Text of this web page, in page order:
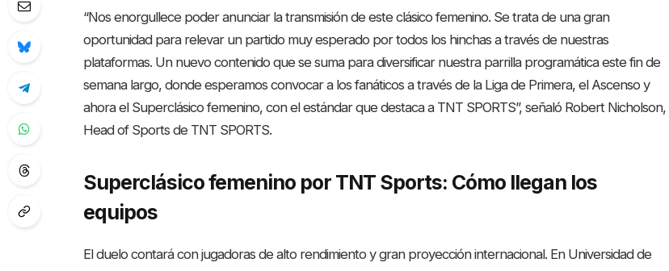
“Nos enorgullece poder anunciar la transmisión de este clásico femenino. Se trata de una gran
oportunidad para relevar un partido muy esperado por todos los hinchas a través de nuestras
plataformas. Un nuevo contenido que se suma para diversificar nuestra parrilla programática este fin de
semana largo, donde esperamos convocar a los fanáticos a través de la Liga de Primera, el Ascenso y
ahora el Superclásico femenino, con el estándar que destaca a TNT SPORTS”, señaló Robert Nicholson,
Head of Sports de TNT SPORTS.
Superclásico femenino por TNT Sports: Cómo llegan los
equipos
El duelo contará con jugadoras de alto rendimiento y gran proyección internacional. En Universidad de